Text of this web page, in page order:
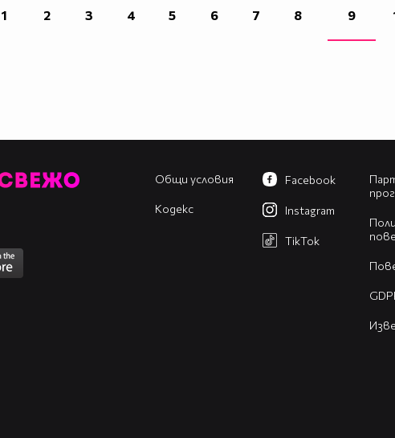
1 2 3 4 5 6 7 8 9
Общи условия
Кодекс
Facebook
Instagram
TikTok